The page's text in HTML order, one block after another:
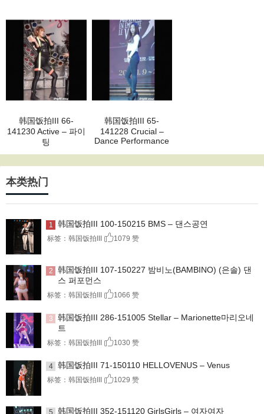
韩国饭拍III 66-
141230 Active – 파이
팅
韩国饭拍III 65-
141228 Crucial –
Dance Performance
本类热门
1 韩国饭拍III 100-150215 BMS – 댄스공연
标签：韩国饭拍III 1079 赞
2
韩国饭拍III 107-150227 밤비노(BAMBINO) (은솔) 댄
스 퍼포먼스
标签：韩国饭拍III 1066 赞
3
韩国饭拍III 286-151005 Stellar – Marionette마리오네
트
标签：韩国饭拍III 1030 赞
4 韩国饭拍III 71-150110 HELLOVENUS – Venus
标签：韩国饭拍III 1029 赞
5 韩国饭拍III 352-151120 GirlsGirls – 여자여자